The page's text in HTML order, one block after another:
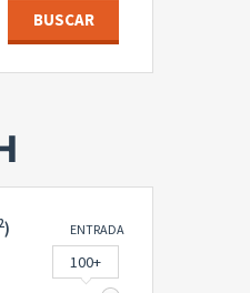
BUSCAR
2) ENTRADA
100+